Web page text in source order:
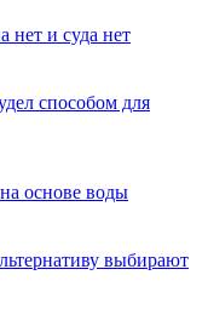
и суда нет
способом для
основе воды
выбирают